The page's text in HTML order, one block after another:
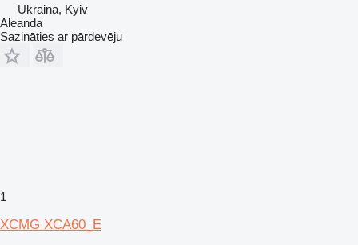
Ukraina, Kyiv
Aleanda
Sazināties ar pārdevēju
1
XCMG XCA60_E